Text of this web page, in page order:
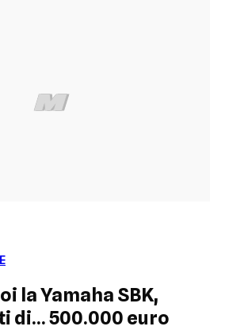
la Yamaha SBK,
di... 500.000 euro